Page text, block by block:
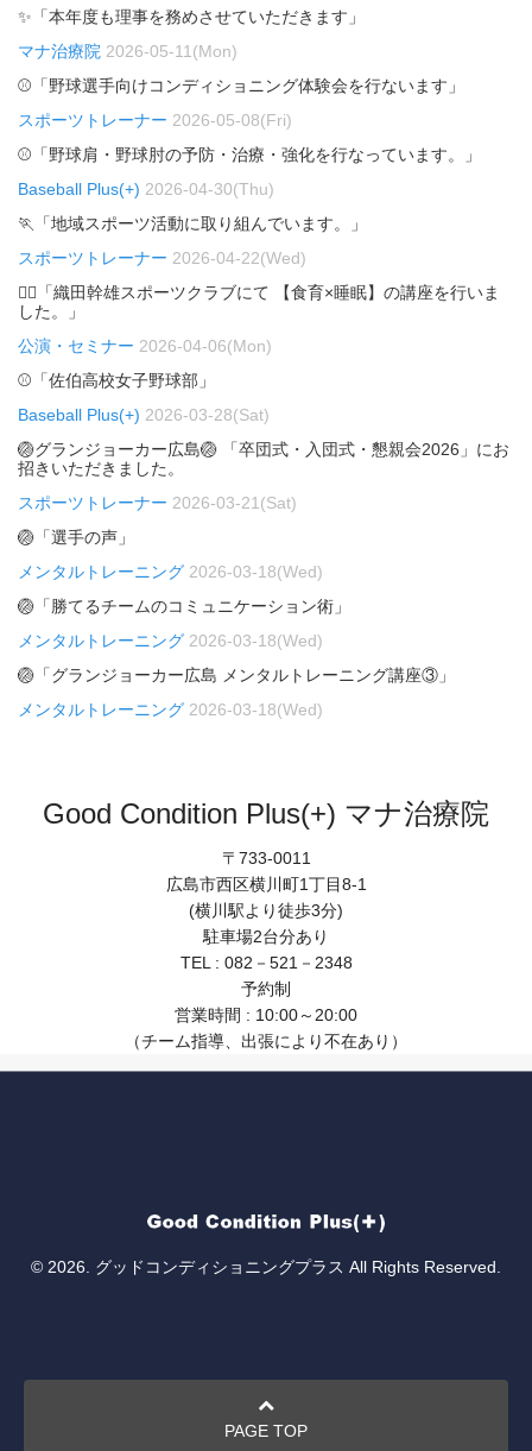
✨「本年度も理事を務めさせていただきます」
マナ治療院 2026-05-11(Mon)
⚾「野球選手向けコンディショニング体験会を行ないます」
スポーツトレーナー 2026-05-08(Fri)
⚾「野球肩・野球肘の予防・治療・強化を行なっています。」
Baseball Plus(+) 2026-04-30(Thu)
🏃「地域スポーツ活動に取り組んでいます。」
スポーツトレーナー 2026-04-22(Wed)
🏃‍♂️「織田幹雄スポーツクラブにて 【食育×睡眠】の講座を行いま
した。」
公演・セミナー 2026-04-06(Mon)
⚾「佐伯高校女子野球部」
Baseball Plus(+) 2026-03-28(Sat)
🏐グランジョーカー広島🏐 「卒団式・入団式・懇親会2026」にお
招きいただきました。
スポーツトレーナー 2026-03-21(Sat)
🏐「選手の声」
メンタルトレーニング 2026-03-18(Wed)
🏐「勝てるチームのコミュニケーション術」
メンタルトレーニング 2026-03-18(Wed)
🏐「グランジョーカー広島 メンタルトレーニング講座③」
メンタルトレーニング 2026-03-18(Wed)
Good Condition Plus(+) マナ治療院
〒733-0011
広島市西区横川町1丁目8-1
(横川駅より徒歩3分)
駐車場2台分あり
TEL : 082－521－2348
予約制
営業時間 : 10:00～20:00
（チーム指導、出張により不在あり）
© 2026. グッドコンディショニングプラス All Rights Reserved.
PAGE TOP